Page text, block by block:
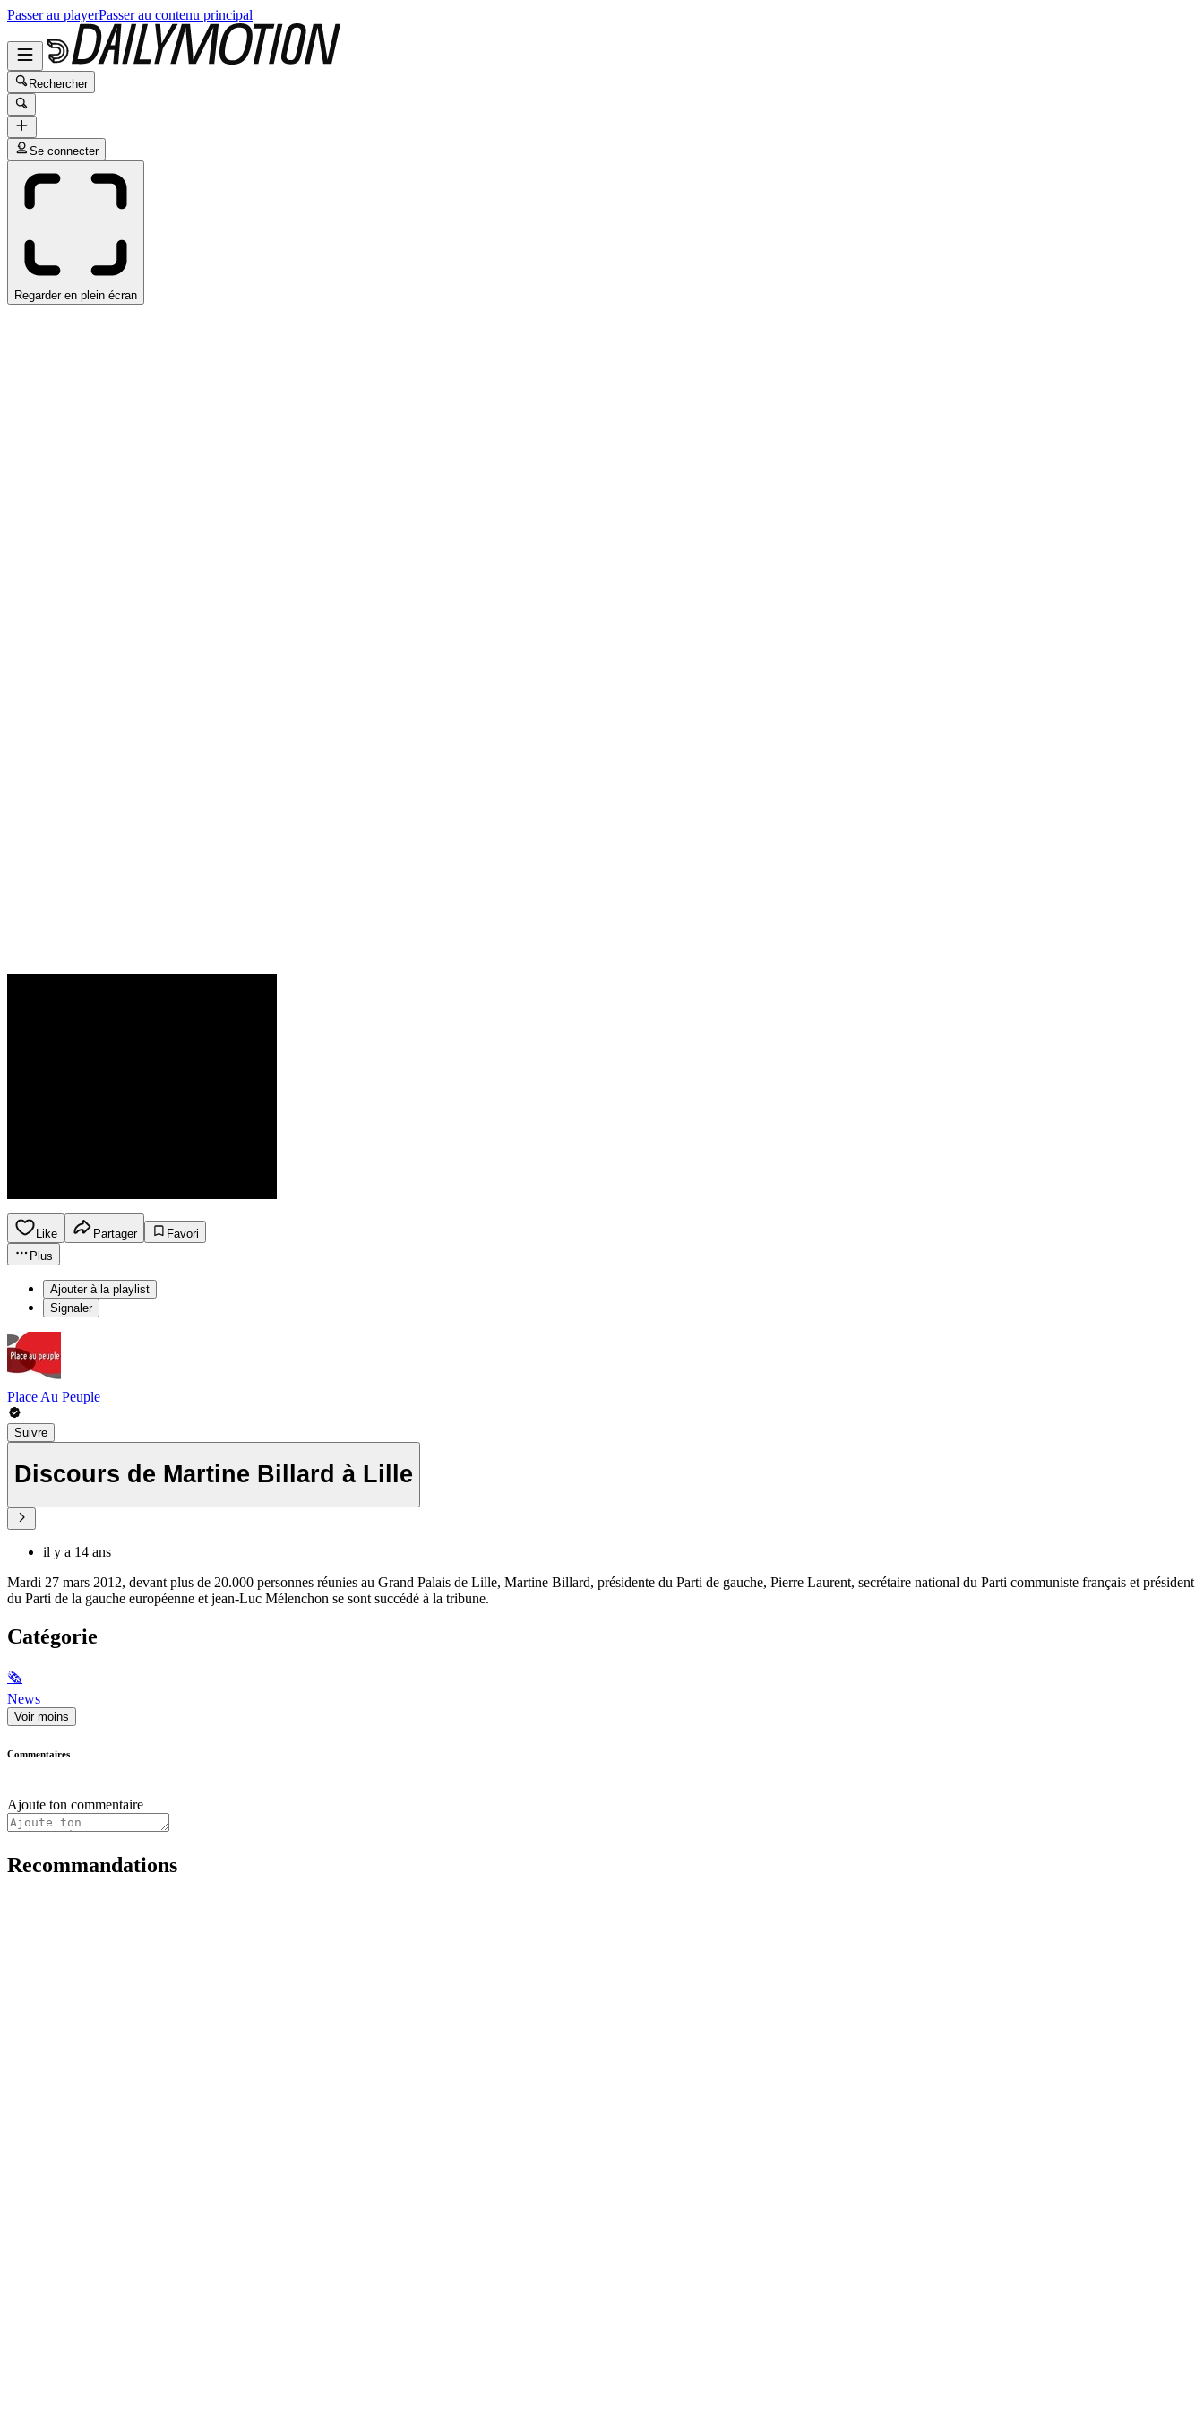
Passer au playerPasser au contenu principal
Rechercher
Se connecter
Regarder en plein écran
Like Partager
Favori
Plus
Ajouter à la playlist
Signaler
Place Au Peuple
Suivre
Discours de Martine Billard à Lille
il y a 14 ans
Mardi 27 mars 2012, devant plus de 20.000 personnes réunies au Grand Palais de Lille, Martine Billard, présidente du Parti de gauche, Pierre Laurent, secrétaire national du Parti communiste français et président
du Parti de la gauche européenne et jean-Luc Mélenchon se sont succédé à la tribune.
Catégorie
🗞
News
Voir moins
Commentaires
Ajoute ton commentaire
Recommandations